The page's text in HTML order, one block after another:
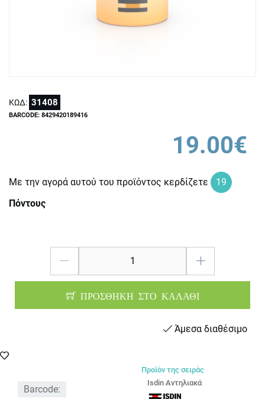
ΚΩΔ: 31408
BARCODE: 8429420189416
19.00€
Με την αγορά αυτού του προϊόντος κερδίζετε
19
Πόντους
ΠΡΟΣΘΗΚΗ ΣΤΟ ΚΑΛΑΘΙ
Άμεσα διαθέσιμο
Barcode:
Προϊόν της σειράς
Isdin Αντηλιακά